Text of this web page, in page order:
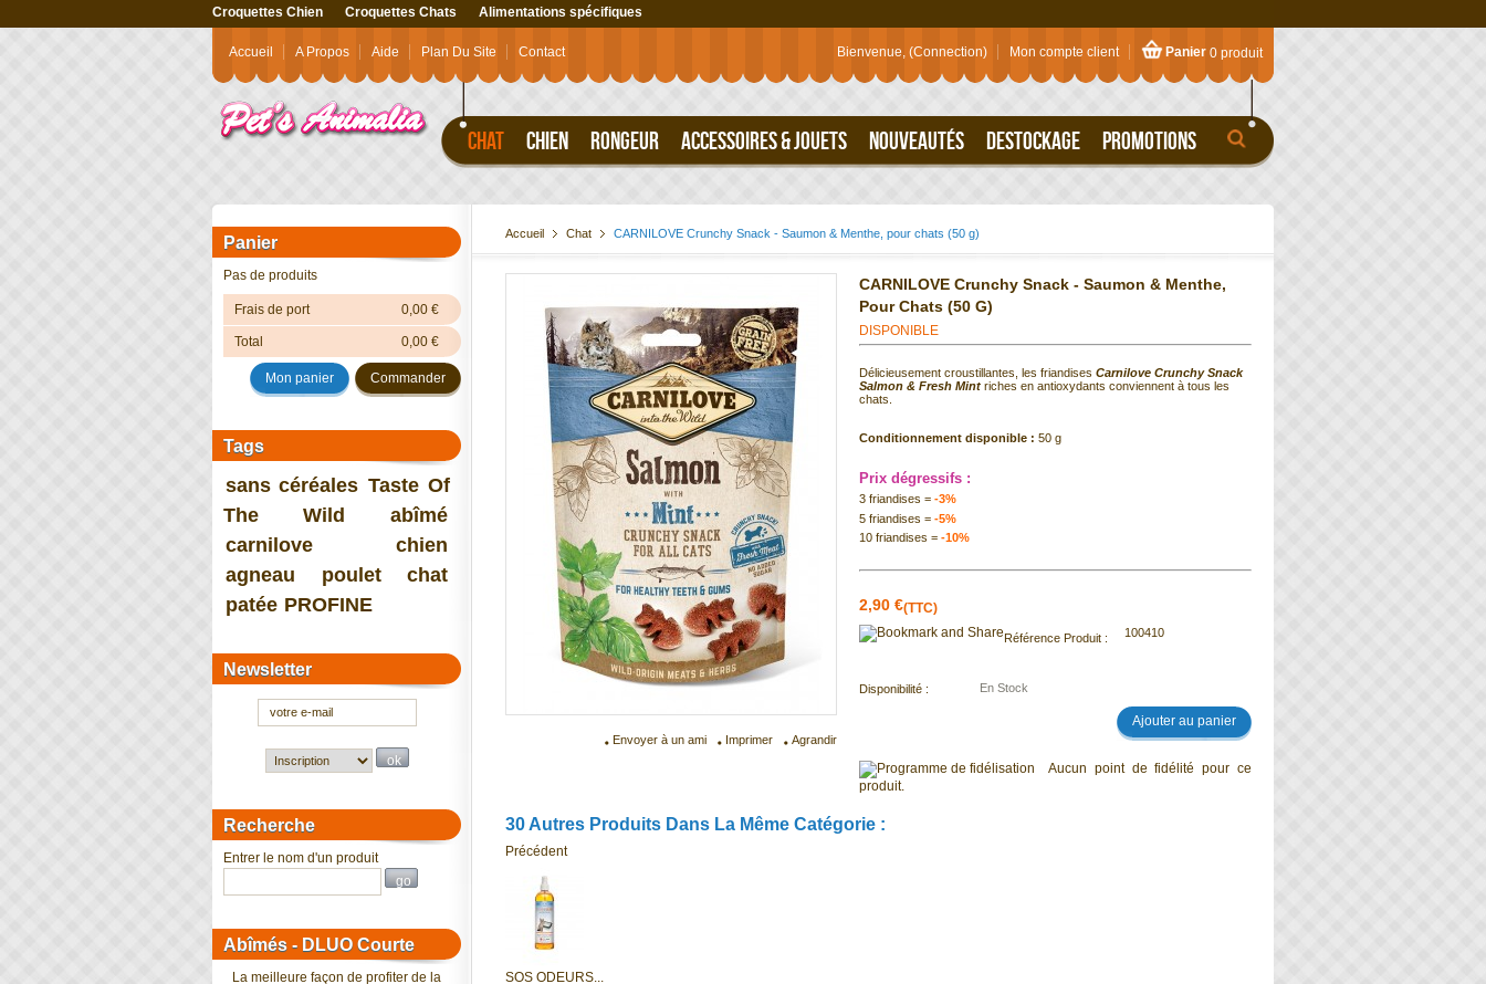
Croquettes Chien Croquettes Chats Alimentations spécifiques
Panier 0 produit
Mon compte client
Bienvenue, (Connection)
CHAT CHIEN RONGEUR ACCESSOIRES & JOUETS NOUVEAUTÉS DESTOCKAGE PROMOTIONS
Accueil A Propos Aide Plan Du Site Contact
Panier
Pas de produits
Frais de port 0,00 €
Total 0,00 €
Commander
Mon panier
Tags
sans céréales Taste Of
The Wild
abîmé
carnilove
chien
agneau
poulet
chat
patée PROFINE
Newsletter
Recherche
Entrer le nom d'un produit
Abîmés - DLUO Courte
La meilleure façon de profiter de la
Accueil Chat CARNILOVE Crunchy Snack - Saumon & Menthe, pour chats (50 g)
Envoyer à un ami Imprimer Agrandir
CARNILOVE Crunchy Snack - Saumon & Menthe,
Pour Chats (50 G)
DISPONIBLE
Délicieusement croustillantes, les friandises Carnilove Crunchy Snack
Salmon & Fresh Mint riches en antioxydants conviennent à tous les
chats.
Conditionnement disponible : 50 g
Prix dégressifs :
3 friandises = -3%
5 friandises = -5%
10 friandises = -10%
2,90 €(TTC)
Référence Produit : 100410
Disponibilité : En Stock
Aucun point de fidélité pour ce
produit.
30 Autres Produits Dans La Même Catégorie :
Précédent
SOS ODEURS...